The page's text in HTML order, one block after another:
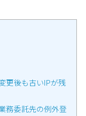
更後も古いIPが残
務委託先の例外登